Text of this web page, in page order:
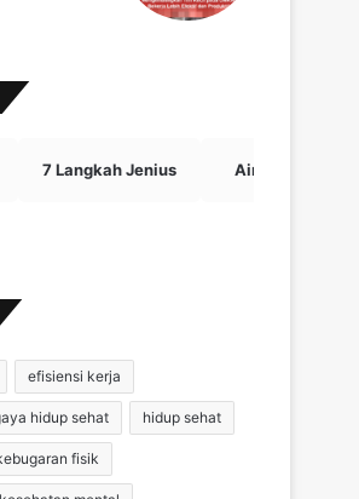
7 Langkah Jenius Airdrop Crypto
efisiensi kerja
hidup sehat hidup sehat
fisik